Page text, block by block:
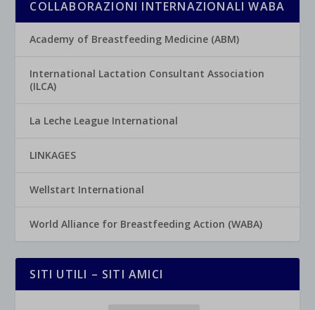
COLLABORAZIONI INTERNAZIONALI WABA
Academy of Breastfeeding Medicine (ABM)
International Lactation Consultant Association
(ILCA)
La Leche League International
LINKAGES
Wellstart International
World Alliance for Breastfeeding Action (WABA)
SITI UTILI – SITI AMICI